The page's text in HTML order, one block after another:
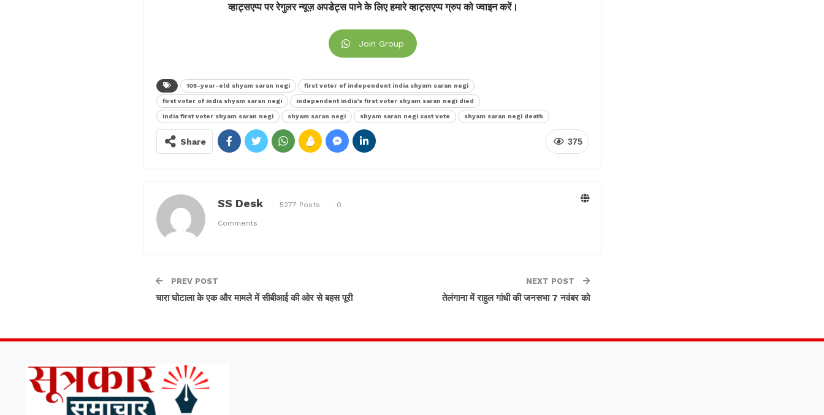
व्हाट्सएप्प पर रेगुलर न्यूज़ अपडेट्स पाने के लिए हमारे व्हाट्सएप्प ग्रुप को ज्वाइन करें।
Join Group
105-year-old shyam saran negi first voter of independent india shyam saran negi
first voter of india shyam saran negi independent india’s first voter shyam saran negi died
india first voter shyam saran negi shyam saran negi shyam saran negi cast vote shyam saran negi death
375
Share
SS Desk 5277 Posts 0
Comments
PREV POST
चारा घोटाला के एक और मामले में सीबीआई की ओर से बहस पूरी
NEXT POST
तेलंगाना में राहुल गांधी की जनसभा 7 नवंबर को